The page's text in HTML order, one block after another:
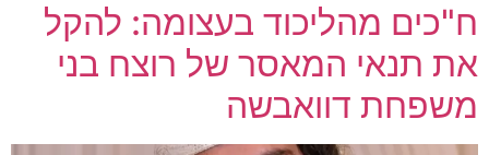
ח"כים מהליכוד בעצומה: להקל
את תנאי המאסר של רוצח בני
משפחת דוואבשה